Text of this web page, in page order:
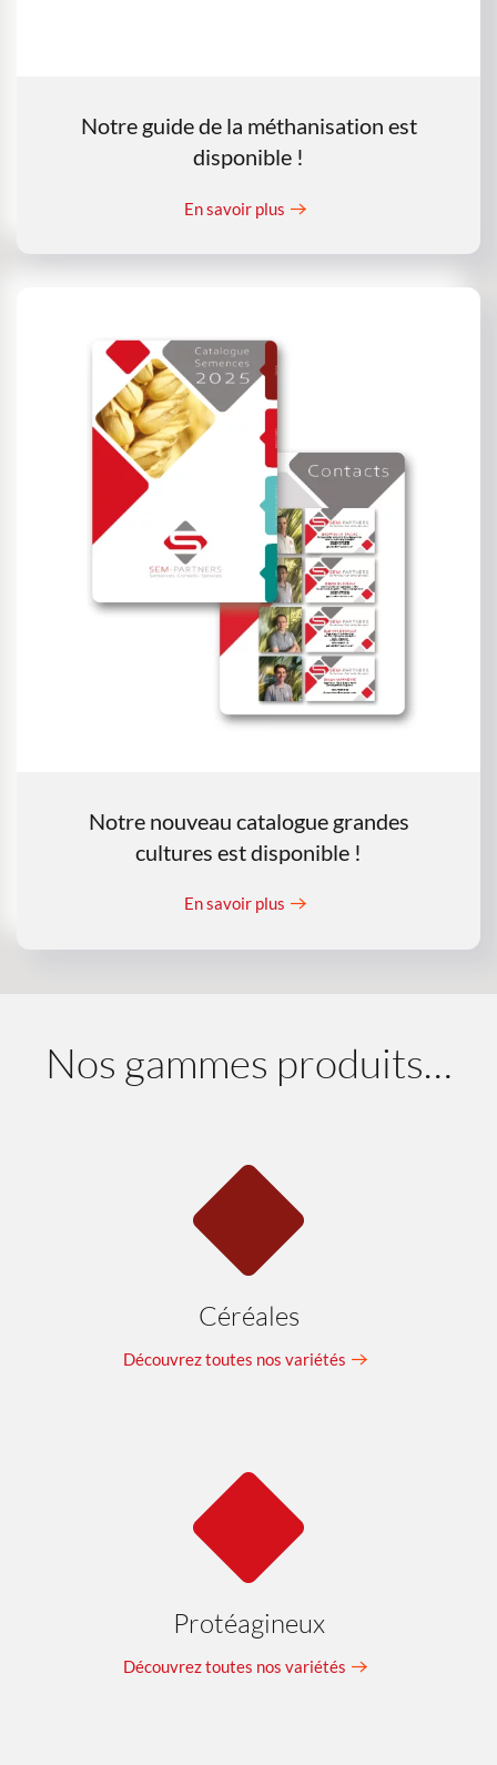
Notre guide de la méthanisation est
disponible !
En savoir plus
Notre nouveau catalogue grandes
cultures est disponible !
En savoir plus
Nos gammes produits…
Céréales
Découvrez toutes nos variétés
Protéagineux
Découvrez toutes nos variétés